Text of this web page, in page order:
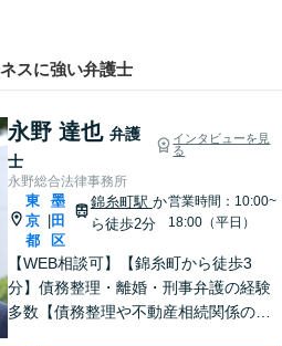
スに強い弁護士
永野 達也 弁護
士
インタビューを見
る
永野総合法律事務所
東
京
都
墨
田
区
錦糸町駅 か
ら徒歩2分
営業時間：10:00~
18:00（平日）
【WEB相談可】【錦糸町から徒歩3
分】債務整理・離婚・刑事弁護の経験
多数【債務整理や不動産相続関係の著